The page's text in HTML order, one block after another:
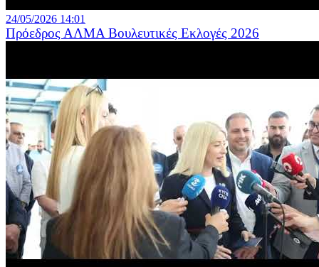
24/05/2026 14:01
Πρόεδρος ΑΛΜΑ Βουλευτικές Εκλογές 2026